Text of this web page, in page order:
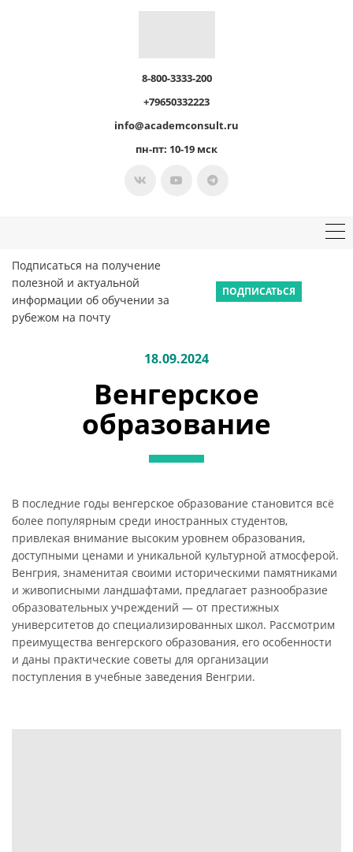
8-800-3333-200
+79650332223
info@academconsult.ru
пн-пт: 10-19 мск
Подписаться на получение
полезной и актуальной
информации об обучении за
рубежом на почту
ПОДПИСАТЬСЯ
18.09.2024
Венгерское
образование
В последние годы венгерское образование становится всё
более популярным среди иностранных студентов,
привлекая внимание высоким уровнем образования,
доступными ценами и уникальной культурной атмосферой.
Венгрия, знаменитая своими историческими памятниками
и живописными ландшафтами, предлагает разнообразие
образовательных учреждений — от престижных
университетов до специализированных школ. Рассмотрим
преимущества венгерского образования, его особенности
и даны практические советы для организации
поступления в учебные заведения Венгрии.